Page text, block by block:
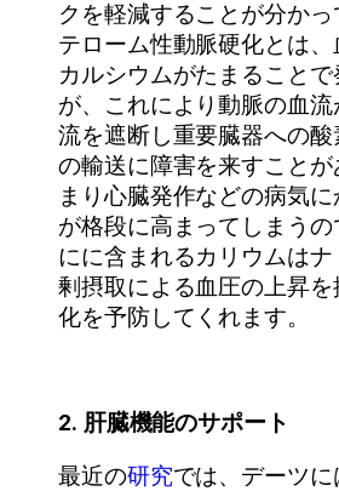
クを軽減することが分か
テローム性動脈硬化とは
カルシウムがたまること
が、これにより動脈の血
流を遮断し重要臓器への
の輸送に障害を来すこと
まり心臓発作などの病気に
が格段に高まってしまうの
にに含まれるカリウムは
剰摂取による血圧の上昇を
化を予防してくれます。
2. 肝臓機能のサポート
最近の研究では、デーツに